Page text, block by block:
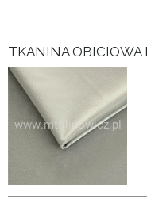
TKANINA OBICIOWA